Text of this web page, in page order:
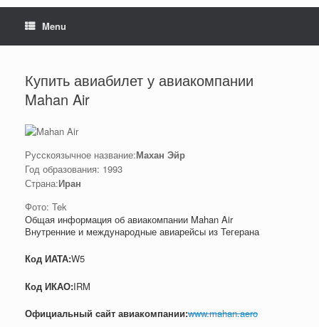
Menu
Купить авиабилет у авиакомпании
Mahan Air
Русскоязычное название:Махан Эйр
Год образования: 1993
Страна:Иран
Фото: Tek
Общая информация об авиакомпании Mahan Air
Внутренние и международные авиарейсы из Тегерана
Код ИАТА:W5
Код ИКАО:IRM
Официальный cайт авиакомпании:www.mahan.aero